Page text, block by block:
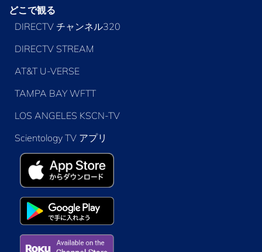
どこで観る
DIRECTV チャンネル320
DIRECTV STREAM
AT&T U-VERSE
TAMPA BAY WFTT
LOS ANGELES KSCN-TV
Scientology TV アプリ